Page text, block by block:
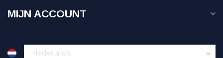
MIJN ACCOUNT